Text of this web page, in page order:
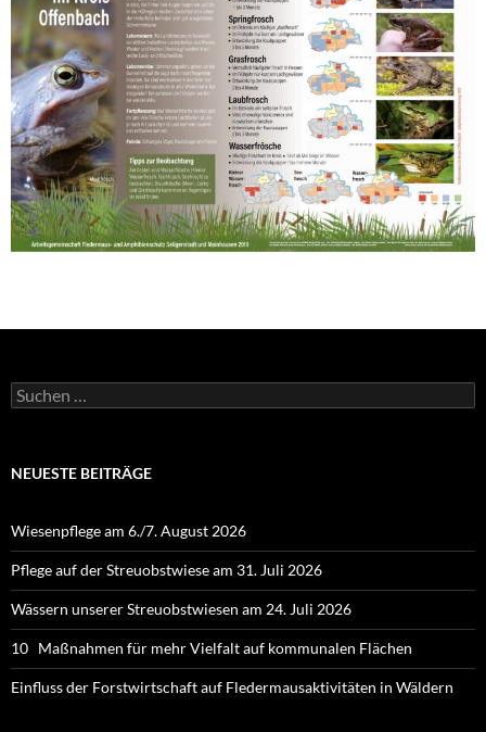
Suchen
nach:
NEUESTE BEITRÄGE
Wiesenpflege am 6./7. August 2026
Pflege auf der Streuobstwiese am 31. Juli 2026
Wässern unserer Streuobstwiesen am 24. Juli 2026
10 Maßnahmen für mehr Vielfalt auf kommunalen Flächen
Einfluss der Forstwirtschaft auf Fledermausaktivitäten in Wäldern